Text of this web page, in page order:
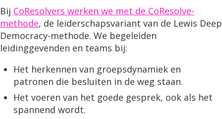
Bij CoResolvers werken we met de CoResolve-
methode, de leiderschapsvariant van de Lewis Deep
Democracy-methode. We begeleiden
leidinggevenden en teams bij:
Het herkennen van groepsdynamiek en
patronen die besluiten in de weg staan.
Het voeren van het goede gesprek, ook als het
spannend wordt.